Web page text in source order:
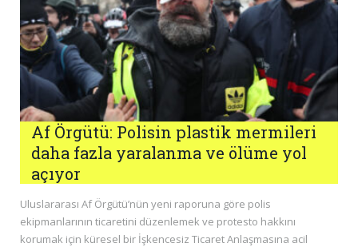
Af Örgütü: Polisin plastik mermileri
daha fazla yaralanma ve ölüme yol
açıyor
Uluslararası Af Örgütü’nün yeni raporuna göre polis
ekipmanlarının ticaretini düzenlemek ve protesto hakkını
korumak için küresel bir İşkencesiz Ticaret Anlaşmasına acil